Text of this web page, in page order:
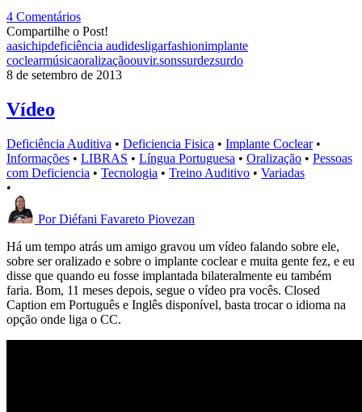
4 Comentários
Compartilhe o Post!
aasichipdeficiência audidesligarfashionimplante
coclearmúsicaoralizaçãoouvir.sonssurdezsurdo
8 de setembro de 2013
Vídeo
Deficiência Auditiva • Deficiencia Fisica • Implante Coclear •
Informações • LIBRAS • Língua Portuguesa • Oralização • Pessoas
com Deficiencia • Tecnologia • Treino Auditivo • Variadas
•
Por Diéfani Favareto Piovezan
Há um tempo atrás um amigo gravou um vídeo falando sobre ele,
sobre ser oralizado e sobre o implante coclear e muita gente fez, e eu
disse que quando eu fosse implantada bilateralmente eu também
faria. Bom, 11 meses depois, segue o vídeo pra vocês. Closed
Caption em Português e Inglês disponível, basta trocar o idioma na
opção onde liga o CC.